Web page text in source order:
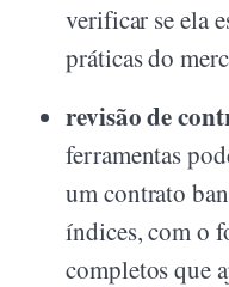
verificar se ela
práticas do
revisão de
ferramentas
um contrato
índices, com o
completos que